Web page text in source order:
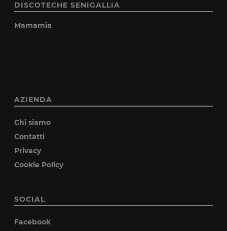
DISCOTECHE SENIGALLIA
Mamamia
AZIENDA
Chi siamo
Contatti
Privacy
Cookie Policy
SOCIAL
Facebook